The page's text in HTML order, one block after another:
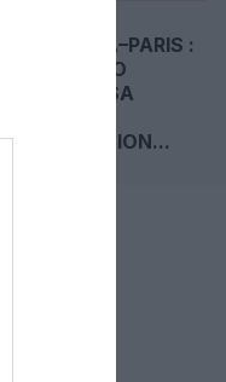
KINSHASA–PARIS :
AIR CONGO
PRÉPARE SA
DESTINATION...